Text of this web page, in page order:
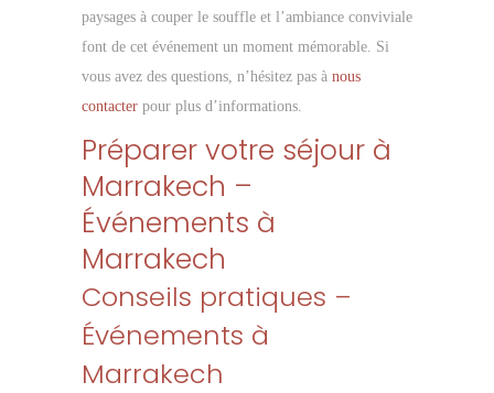
paysages à couper le souffle et l’ambiance conviviale
font de cet événement un moment mémorable. Si
vous avez des questions, n’hésitez pas à nous
contacter pour plus d’informations.
Préparer votre séjour à
Marrakech –
Événements à
Marrakech
Conseils pratiques –
Événements à
Marrakech